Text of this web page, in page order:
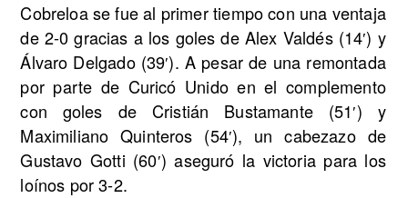
Cobreloa se fue al primer tiempo con una ventaja
de 2-0 gracias a los goles de Alex Valdés (14′) y
Álvaro Delgado (39′). A pesar de una remontada
por parte de Curicó Unido en el complemento
con goles de Cristián Bustamante (51′) y
Maximiliano Quinteros (54′), un cabezazo de
Gustavo Gotti (60′) aseguró la victoria para los
loínos por 3-2.